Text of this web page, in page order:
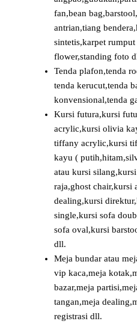
fan,bean
antrian,tiang
sintetis,karpet
flower,standing foto
Tenda plafon,tenda
tenda kerucut,tenda
konvensional,tenda
Kursi futura,kursi
acrylic,kursi olivia
tiffany acrylic,kursi
kayu (
atau kursi
raja,ghost chair,kursi
dealing,kursi
single,kursi sofa
sofa oval,kursi
dll.
Meja bundar atau
vip kaca,meja
bazar,meja
tangan,meja
registrasi dll.